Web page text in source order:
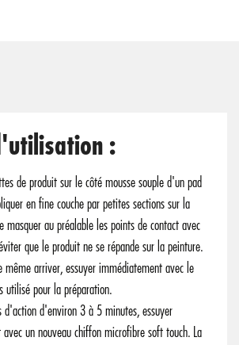
:
de produit sur le côté mousse souple d'un pad
en fine couche par petites sections sur la
masquer au préalable les points de contact avec
que le produit ne se répande sur la peinture.
même arriver, essuyer immédiatement avec le
utilisé pour la préparation.
d'action d'environ 3 à 5 minutes, essuyer
avec un nouveau chiffon microfibre soft touch. La